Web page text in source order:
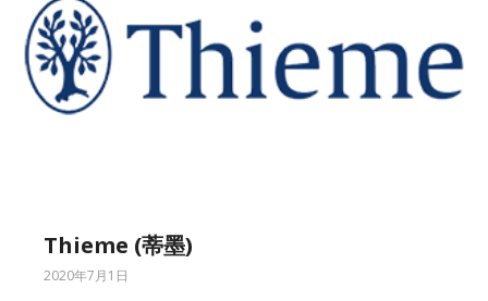
Thieme (蒂墨)
2020年7月1日